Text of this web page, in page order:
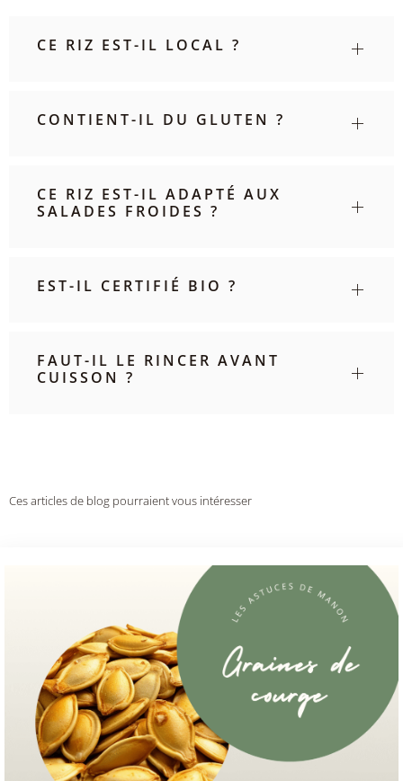
CE RIZ EST-IL LOCAL ?
CONTIENT-IL DU GLUTEN ?
CE RIZ EST-IL ADAPTÉ AUX
SALADES FROIDES ?
EST-IL CERTIFIÉ BIO ?
FAUT-IL LE RINCER AVANT
CUISSON ?
Ces articles de blog pourraient vous intéresser